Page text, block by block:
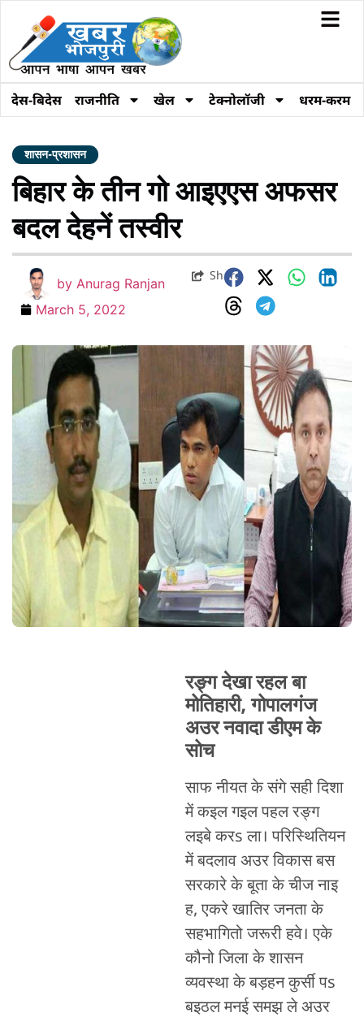
देस-बिदेस राजनीति खेल टेक्नोलॉजी धरम-करम
शासन-प्रशासन
बिहार के तीन गो आइएएस अफसर
बदल देहनें तस्‍वीर
by Anurag Ranjan
March 5, 2022
Share
रङ्ग देखा रहल बा
मोतिहारी, गोपालगंज
अउर नवादा डीएम के
सोच
साफ नीयत के संगे सही दिशा
में कइल गइल पहल रङ्ग
लइबे करs ला। परिस्थितियन
में बदलाव अउर विकास बस
सरकारे के बूता के चीज नाइ
ह, एकरे खातिर जनता के
सहभागितो जरूरी हवे। एके
कौनो जिला के शासन
व्यवस्था के बड़हन कुर्सी पs
बइठल मनई समझ ले अउर